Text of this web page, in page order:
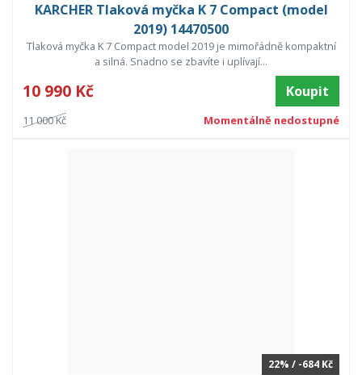
KARCHER Tlaková myčka K 7 Compact (model
2019) 14470500
Tlaková myčka K 7 Compact model 2019 je mimořádně kompaktní
a silná. Snadno se zbavíte i uplívají...
10 990 Kč Koupit
11 000 Kč Momentálně nedostupné
22% / -684 Kč